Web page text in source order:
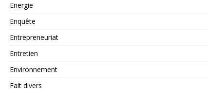
Energie
Enquête
Entrepreneuriat
Entretien
Environnement
Fait divers